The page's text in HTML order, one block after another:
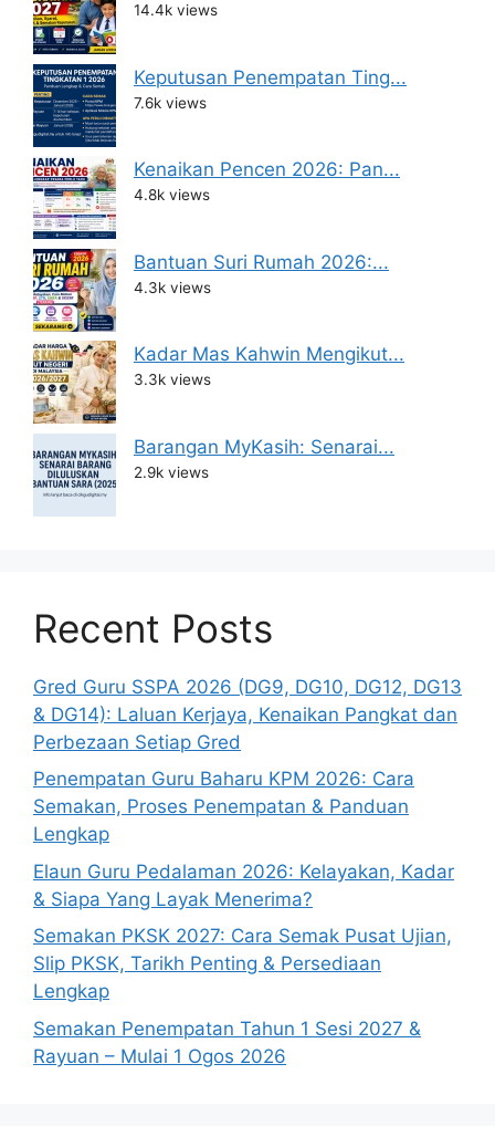
14.4k views
Keputusan Penempatan Ting...
7.6k views
Kenaikan Pencen 2026: Pan...
4.8k views
Bantuan Suri Rumah 2026:...
4.3k views
Kadar Mas Kahwin Mengikut...
3.3k views
Barangan MyKasih: Senarai...
2.9k views
Recent Posts
Gred Guru SSPA 2026 (DG9, DG10, DG12, DG13
& DG14): Laluan Kerjaya, Kenaikan Pangkat dan
Perbezaan Setiap Gred
Penempatan Guru Baharu KPM 2026: Cara
Semakan, Proses Penempatan & Panduan
Lengkap
Elaun Guru Pedalaman 2026: Kelayakan, Kadar
& Siapa Yang Layak Menerima?
Semakan PKSK 2027: Cara Semak Pusat Ujian,
Slip PKSK, Tarikh Penting & Persediaan
Lengkap
Semakan Penempatan Tahun 1 Sesi 2027 &
Rayuan – Mulai 1 Ogos 2026